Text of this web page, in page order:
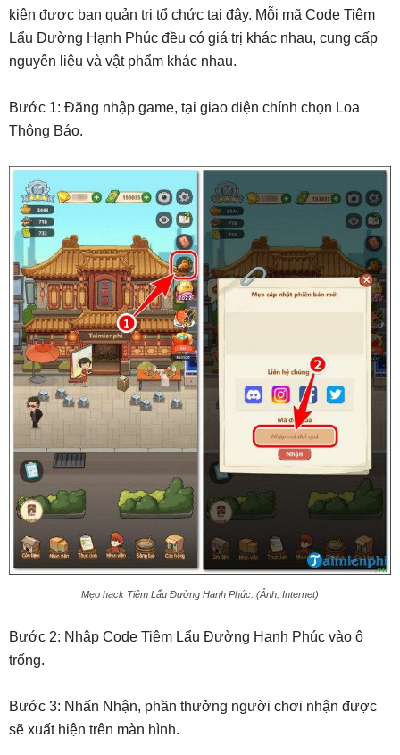
kiện được ban quản trị tổ chức tại đây. Mỗi mã Code Tiệm
Lẩu Đường Hạnh Phúc đều có giá trị khác nhau, cung cấp
nguyên liệu và vật phẩm khác nhau.
Bước 1: Đăng nhập game, tại giao diện chính chọn Loa
Thông Báo.
Mẹo hack Tiệm Lẩu Đường Hạnh Phúc. (Ảnh: Internet)
Bước 2: Nhập Code Tiệm Lẩu Đường Hạnh Phúc vào ô
trống.
Bước 3: Nhấn Nhận, phần thưởng người chơi nhận được
sẽ xuất hiện trên màn hình.